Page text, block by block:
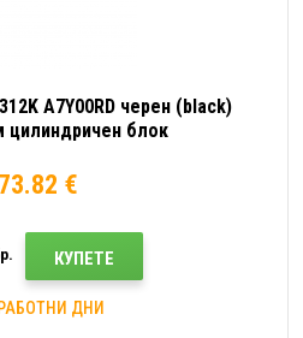
A7Y00RD черен (black)
цилиндричен блок
73.82 €
КУПЕТЕ
ДНИ